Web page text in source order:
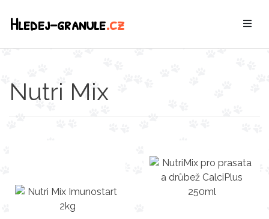
Hledej-granule.cz
Nutri Mix